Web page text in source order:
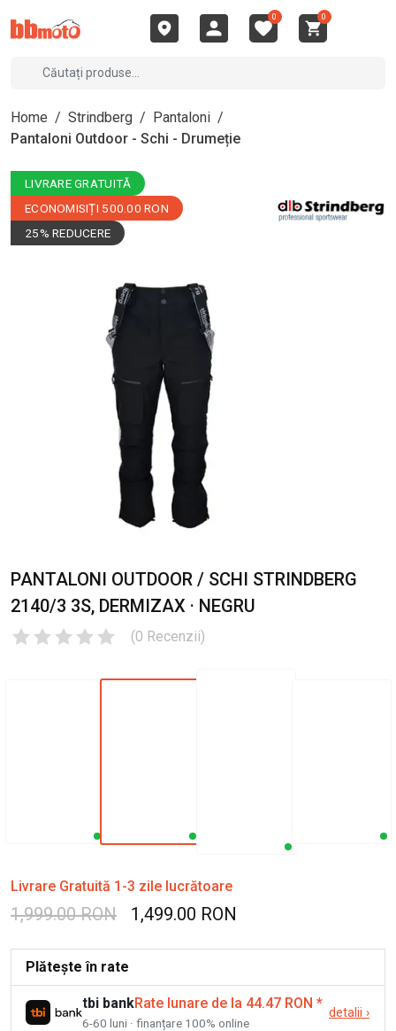
0 0
Home / Strindberg / Pantaloni /
Pantaloni Outdoor - Schi - Drumeție
LIVRARE GRATUITĂ
ECONOMISIȚI 500.00 RON
25% REDUCERE
PANTALONI OUTDOOR / SCHI STRINDBERG
2140/3 3S, DERMIZAX · NEGRU
(0 Recenzii)
Livrare Gratuită 1-3 zile lucrătoare
1,999.00 RON 1,499.00 RON
Plătește în rate
tbi bankRate lunare de la 44.47 RON *
6-60 luni · finanțare 100% online
detalii ›